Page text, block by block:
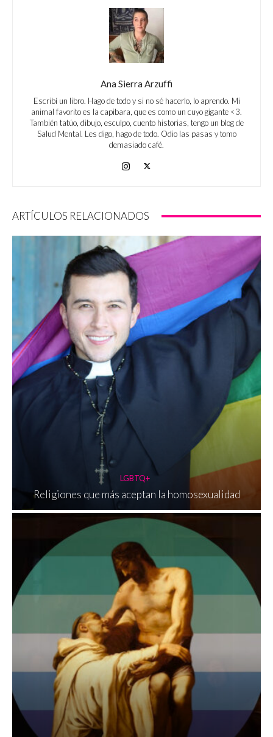
Ana Sierra Arzuffi
Escribí un libro. Hago de todo y si no sé hacerlo, lo aprendo. Mi
animal favorito es la capibara, que es como un cuyo gigante <3.
También tatúo, dibujo, esculpo, cuento historias, tengo un blog de
Salud Mental. Les digo, hago de todo. Odio las pasas y tomo
demasiado café.
ARTÍCULOS RELACIONADOS
LGBTQ+
Religiones que más aceptan la homosexualidad